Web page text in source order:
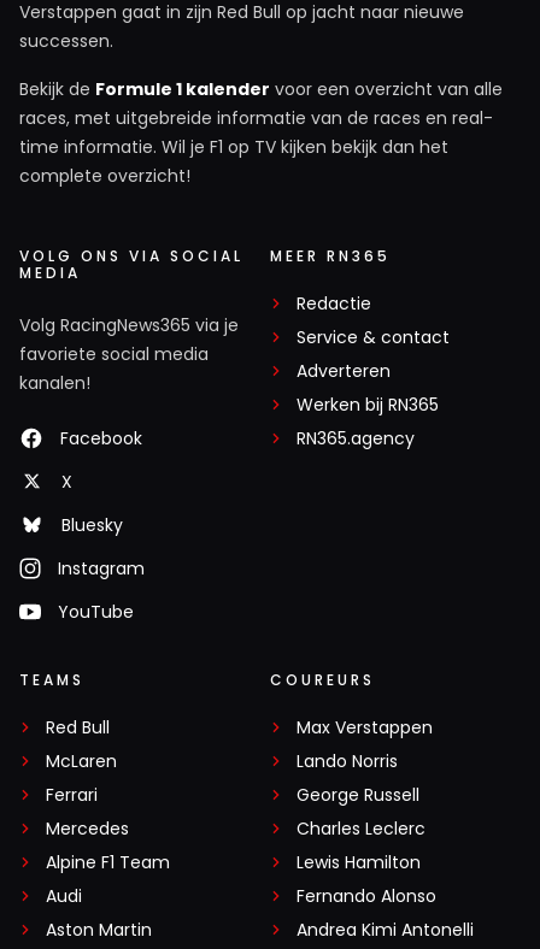
Verstappen gaat in zijn Red Bull op jacht naar nieuwe
successen.
Bekijk de Formule 1 kalender voor een overzicht van alle
races, met uitgebreide informatie van de races en real-
time informatie. Wil je F1 op TV kijken bekijk dan het
complete overzicht!
VOLG ONS VIA SOCIAL
MEDIA
Volg RacingNews365 via je
favoriete social media
kanalen!
Facebook
X
Bluesky
Instagram
YouTube
MEER RN365
Redactie
Service & contact
Adverteren
Werken bij RN365
RN365.agency
TEAMS
Red Bull
McLaren
Ferrari
Mercedes
Alpine F1 Team
Audi
Aston Martin
COUREURS
Max Verstappen
Lando Norris
George Russell
Charles Leclerc
Lewis Hamilton
Fernando Alonso
Andrea Kimi Antonelli